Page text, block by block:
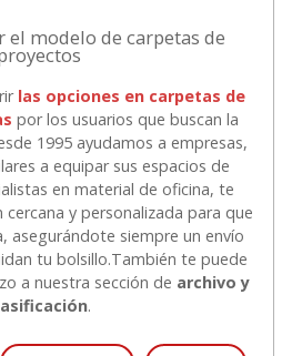
el modelo de carpetas de
las opciones en carpetas de
por los usuarios que buscan la
1995 ayudamos a empresas,
a equipar sus espacios de
en material de oficina, te
y personalizada para que
asegurándote siempre un envío
tu bolsillo.También te puede
a nuestra sección de archivo y
.